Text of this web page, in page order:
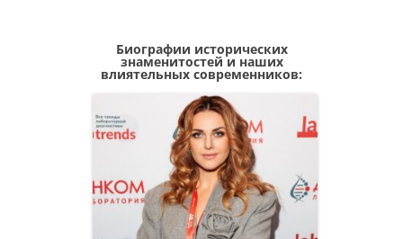
Биографии исторических
знаменитостей и наших
влиятельных современников: